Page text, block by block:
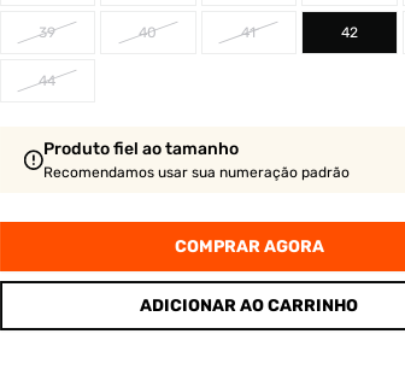
39 40 41 42
44
Produto fiel ao tamanho
Recomendamos usar sua numeração padrão
COMPRAR AGORA
ADICIONAR AO CARRINHO